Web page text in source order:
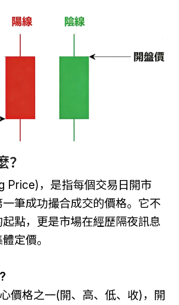
？
Price)，是指每個交易日開市
筆成功撮合成交的價格。它不
點，更是市場在經歷隔夜訊息
定價。
價格之一(開、高、低、收)，開